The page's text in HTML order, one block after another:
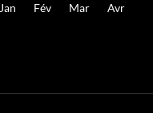
Jan Fév Mar Avr